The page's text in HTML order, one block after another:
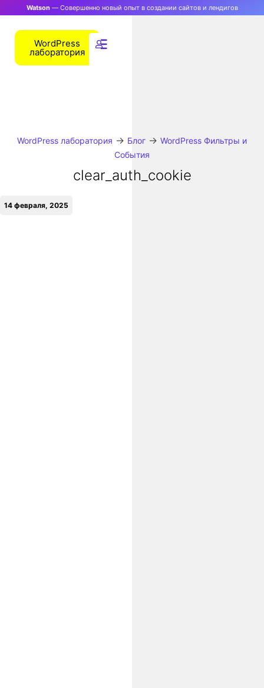
Watson— Совершенно новый опыт в создании сайтов и лендигов
WordPress
лаборатория
WordPress лаборатория → Блог → WordPress Фильтры и
События
clear_auth_cookie
14 февраля, 2025